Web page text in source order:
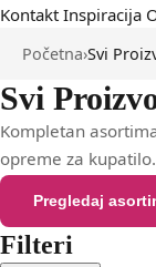
Kontakt Inspiracija
Početna›Svi
Svi
Kompletan
opreme za kupatilo.
Pregledaj
Filteri